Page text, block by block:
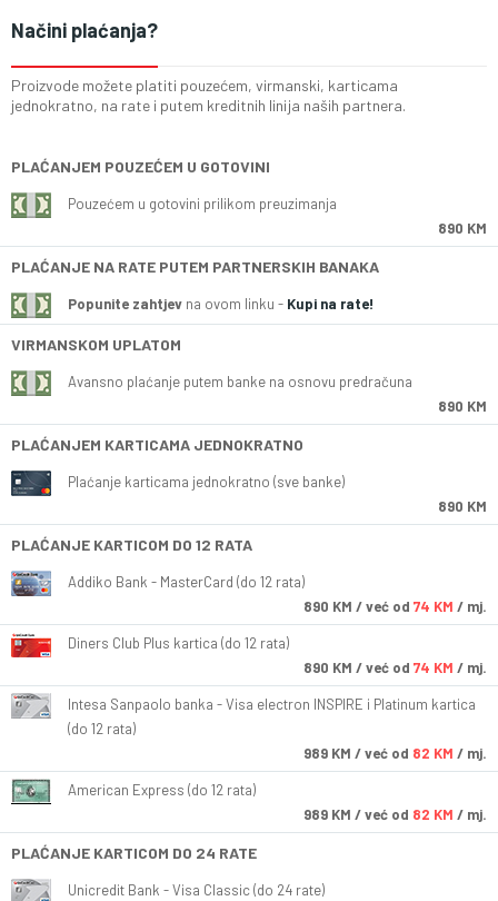
Načini plaćanja?
Proizvode možete platiti pouzećem, virmanski, karticama
jednokratno, na rate i putem kreditnih linija naših partnera.
PLAĆANJEM POUZEĆEM U GOTOVINI
Pouzećem u gotovini prilikom preuzimanja
890 KM
PLAĆANJE NA RATE PUTEM PARTNERSKIH BANAKA
Popunite zahtjev na ovom linku - Kupi na rate!
VIRMANSKOM UPLATOM
Avansno plaćanje putem banke na osnovu predračuna
890 KM
PLAĆANJEM KARTICAMA JEDNOKRATNO
Plaćanje karticama jednokratno (sve banke)
890 KM
PLAĆANJE KARTICOM DO 12 RATA
Addiko Bank - MasterCard (do 12 rata)
890 KM / već od 74 KM / mj.
Diners Club Plus kartica (do 12 rata)
890 KM / već od 74 KM / mj.
Intesa Sanpaolo banka - Visa electron INSPIRE i Platinum kartica
(do 12 rata)
989 KM / već od 82 KM / mj.
American Express (do 12 rata)
989 KM / već od 82 KM / mj.
PLAĆANJE KARTICOM DO 24 RATE
Unicredit Bank - Visa Classic (do 24 rate)